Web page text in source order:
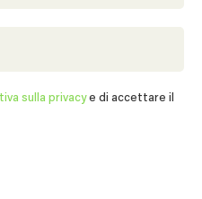
sulla privacye di accettare il